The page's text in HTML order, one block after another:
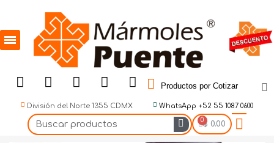
Productos por Cotizar
División del Norte 1355 CDMX WhatsApp +52 55 1087 0600
$ 0.00